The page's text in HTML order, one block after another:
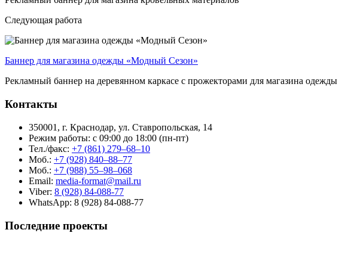
Следующая работа
Баннер для магазина одежды «Модный Сезон»
Рекламный баннер на деревянном каркасе с прожекторами для магазина одежды
Контакты
350001, г. Краснодар, ул. Ставропольская, 14
Режим работы: с 09:00 до 18:00 (пн-пт)
Тел./факс: +7 (861) 279–68–10
Моб.: +7 (928) 840–88–77
Моб.: +7 (988) 55–98–068
Email: media-format@mail.ru
Viber: 8 (928) 84-088-77
WhatsApp: 8 (928) 84-088-77
Последние проекты